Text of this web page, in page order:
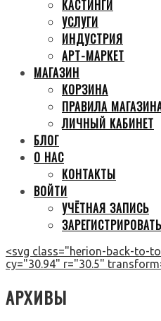
КАСТИНГИ
УСЛУГИ
ИНДУСТРИЯ
АРТ-МАРКЕТ
МАГАЗИН
КОРЗИНА
ПРАВИЛА
ЛИЧНЫЙ КАБИНЕТ
БЛОГ
О НАС
КОНТАКТЫ
ВОЙТИ
УЧЁТНАЯ ЗАПИСЬ
<svg class="herion-back-to-
cy="30.94" r="30.5"
АРХИВЫ